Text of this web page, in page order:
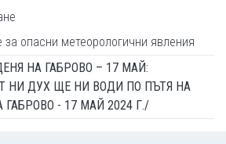
за опасни метеорологични явления
НА ГАБРОВО – 17 МАЙ:
НИ ДУХ ЩЕ НИ ВОДИ ПО ПЪТЯ НА
- 17 МАЙ 2024 Г./